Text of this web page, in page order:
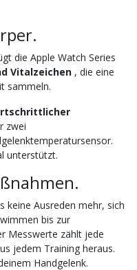
die Apple Watch Series
Vitalzeichen , die eine
sammeln.
zwei
unterstützt.
keine Ausreden mehr, sich
bis zur
Messwerte zählt jede
jedem Training heraus.
Handgelenk.